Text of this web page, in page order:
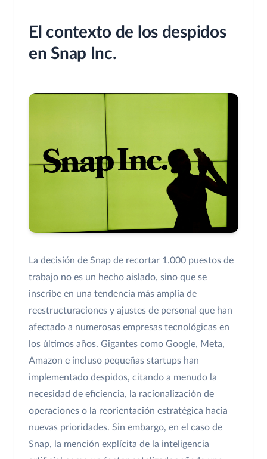
El contexto de los despidos
en Snap Inc.
La decisión de Snap de recortar 1.000 puestos de
trabajo no es un hecho aislado, sino que se
inscribe en una tendencia más amplia de
reestructuraciones y ajustes de personal que han
afectado a numerosas empresas tecnológicas en
los últimos años. Gigantes como Google, Meta,
Amazon e incluso pequeñas startups han
implementado despidos, citando a menudo la
necesidad de eficiencia, la racionalización de
operaciones o la reorientación estratégica hacia
nuevas prioridades. Sin embargo, en el caso de
Snap, la mención explícita de la inteligencia